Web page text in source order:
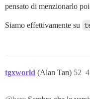
pensato di menzionarlo
Siamo effettivamente su
tgxworld (Alan Tan) 52